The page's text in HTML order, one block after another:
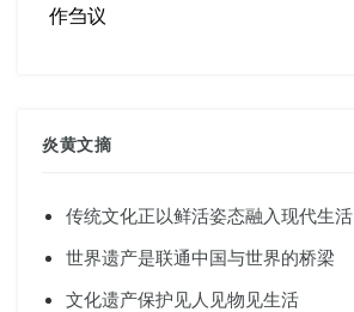
作刍议
炎黄文摘
传统文化正以鲜活姿态融入现代生活
世界遗产是联通中国与世界的桥梁
文化遗产保护见人见物见生活